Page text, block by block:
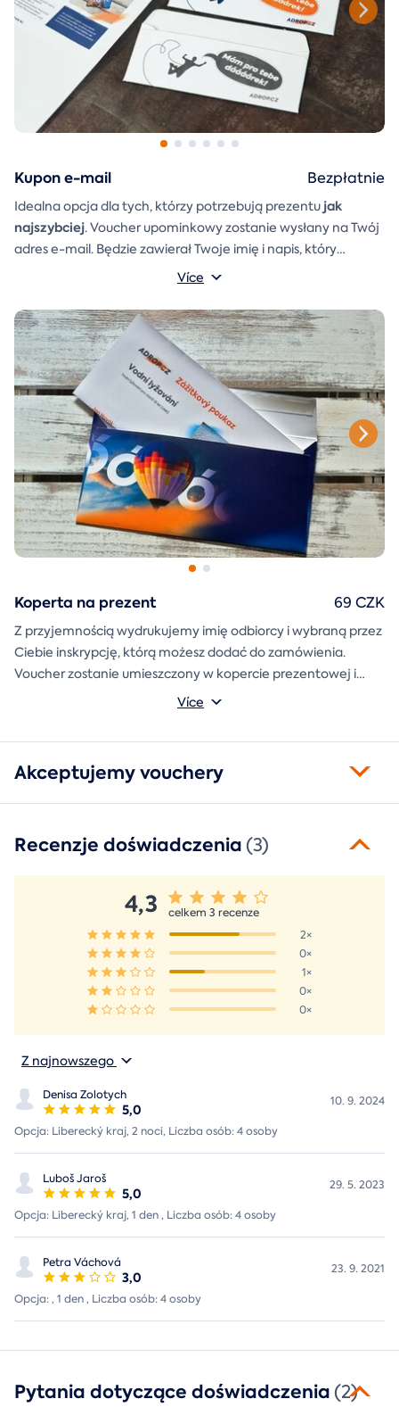
Kupon e-mail
Idealna opcja dla tych, którzy potrzebują prezentu jak
najszybciej. Voucher upominkowy zostanie wysłany na Twój
adres e-mail. Będzie zawierał Twoje imię i napis, który
koperta prezentowa
dołączona do wiadomości e-mail.
Více
Bezpłatnie
Koperta na prezent
Z przyjemnością wydrukujemy imię odbiorcy i wybraną przez
Ciebie inskrypcję, którą możesz dodać do zamówienia.
Voucher zostanie umieszczony w kopercie prezentowej i
wysłany bezpośrednio do Ciebie.
Více
69 CZK
Akceptujemy vouchery
Recenzje doświadczenia(3)
4,3
celkem 3 recenze
2×
0×
1×
0×
0×
Z najnowszego
Denisa Zolotych
5,0 10. 9. 2024
Opcja: Liberecký kraj, 2 noci, Liczba osób: 4 osoby
Luboš Jaroš
5,0 29. 5. 2023
Opcja: Liberecký kraj, 1 den , Liczba osób: 4 osoby
Petra Váchová
3,0 23. 9. 2021
Opcja: , 1 den , Liczba osób: 4 osoby
Pytania dotyczące doświadczenia(2)